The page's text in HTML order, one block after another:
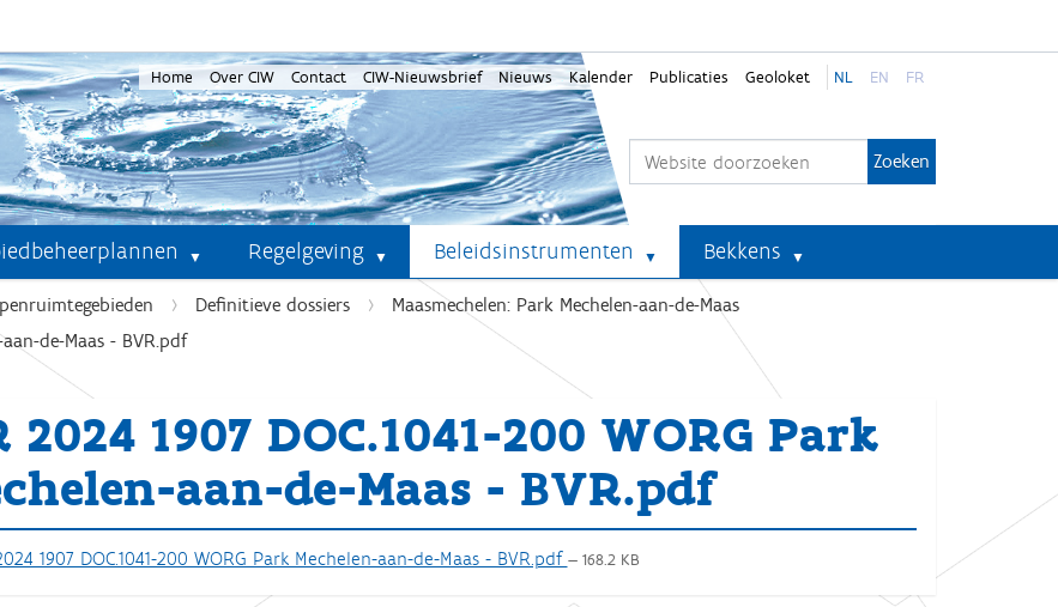
Home Over CIW Contact CIW-Nieuwsbrief Nieuws Kalender Publicaties Geoloket NL EN FR
Regelgeving Beleidsinstrumenten Bekkens
Definitieve dossiers
Maasmechelen: Park Mechelen-aan-de-Maas
de-Maas - BVR.pdf
2024 1907 DOC.1041-200 WORG Park
aan-de-Maas - BVR.pdf
1907 DOC.1041-200 WORG Park Mechelen-aan-de-Maas - BVR.pdf — 168.2 KB